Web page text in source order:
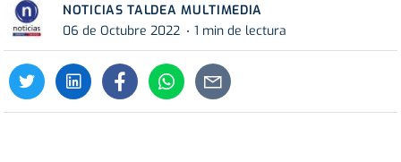
NOTICIAS TALDEA MULTIMEDIA
06 de Octubre 2022
1 min de lectura